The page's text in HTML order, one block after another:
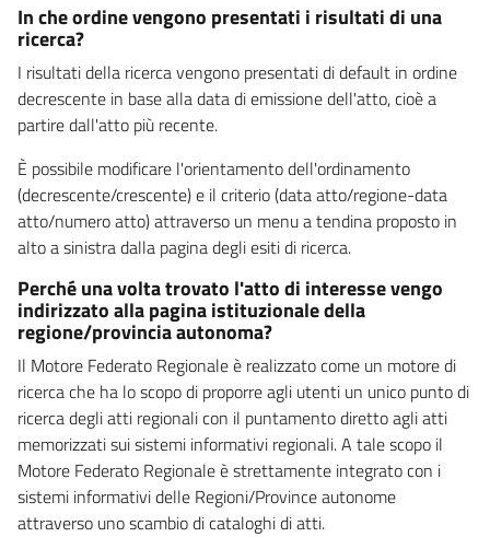
In che ordine vengono presentati i risultati di una
ricerca?
I risultati della ricerca vengono presentati di default in ordine
decrescente in base alla data di emissione dell'atto, cioè a
partire dall'atto più recente.
È possibile modificare l'orientamento dell'ordinamento
(decrescente/crescente) e il criterio (data atto/regione-data
atto/numero atto) attraverso un menu a tendina proposto in
alto a sinistra dalla pagina degli esiti di ricerca.
Perché una volta trovato l'atto di interesse vengo
indirizzato alla pagina istituzionale della
regione/provincia autonoma?
Il Motore Federato Regionale è realizzato come un motore di
ricerca che ha lo scopo di proporre agli utenti un unico punto di
ricerca degli atti regionali con il puntamento diretto agli atti
memorizzati sui sistemi informativi regionali. A tale scopo il
Motore Federato Regionale è strettamente integrato con i
sistemi informativi delle Regioni/Province autonome
attraverso uno scambio di cataloghi di atti.